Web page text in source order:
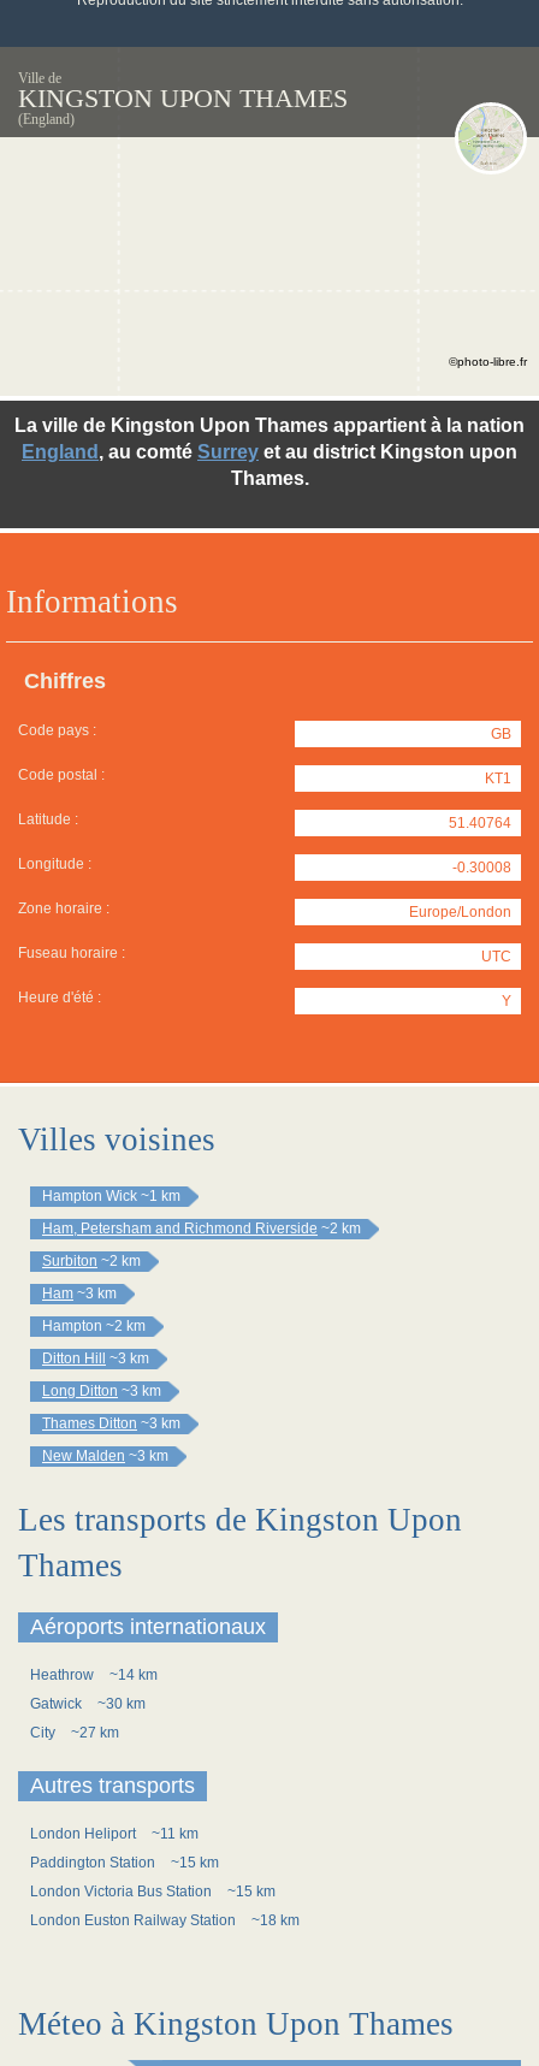
Ville de
KINGSTON UPON THAMES
(England)
Informations
Chiffres
Code pays : GB
Code postal : KT1
Latitude : 51.40764
Longitude : -0.30008
Zone horaire : Europe/London
Fuseau horaire : UTC
Heure d'été : Y
La ville de Kingston Upon Thames appartient à la nation
England , au comté Surrey et au district Kingston upon
Thames.
©photo-libre.fr
Villes voisines
Hampton Wick ~1 km
Ham, Petersham and Richmond Riverside ~2 km
Surbiton ~2 km
Ham ~3 km
Hampton ~2 km
Ditton Hill
~3 km
Long Ditton ~3 km
Thames Ditton ~3 km
New Malden ~3 km
Les transports de Kingston Upon
Thames
Aéroports internationaux
Heathrow
~14 km
Gatwick
~30 km
City
~27 km
Autres transports
London Heliport
~11 km
Paddington Station
~15 km
London Victoria Bus Station
~15 km
London Euston Railway Station
~18 km
Méteo à Kingston Upon Thames